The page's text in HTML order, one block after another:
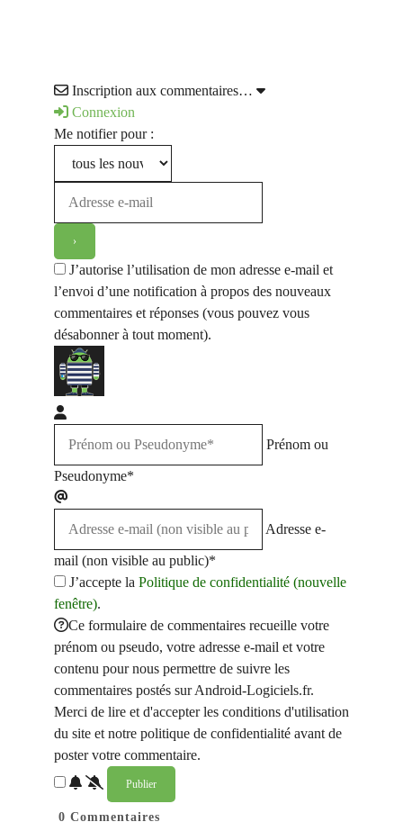
Inscription aux commentaires…
Connexion
Me notifier pour :
J’autorise l’utilisation de mon adresse e-mail et
l’envoi d’une notification à propos des nouveaux
commentaires et réponses (vous pouvez vous
désabonner à tout moment).
Prénom ou
Pseudonyme*
Adresse e-
mail (non visible au public)*
J’accepte la Politique de confidentialité (nouvelle
fenêtre).
Ce formulaire de commentaires recueille votre
prénom ou pseudo, votre adresse e-mail et votre
contenu pour nous permettre de suivre les
commentaires postés sur Android-Logiciels.fr.
Merci de lire et d'accepter les conditions d'utilisation
du site et notre politique de confidentialité avant de
poster votre commentaire.
0 Commentaires